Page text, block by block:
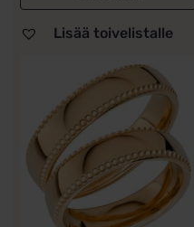
Lisää toivelistalle